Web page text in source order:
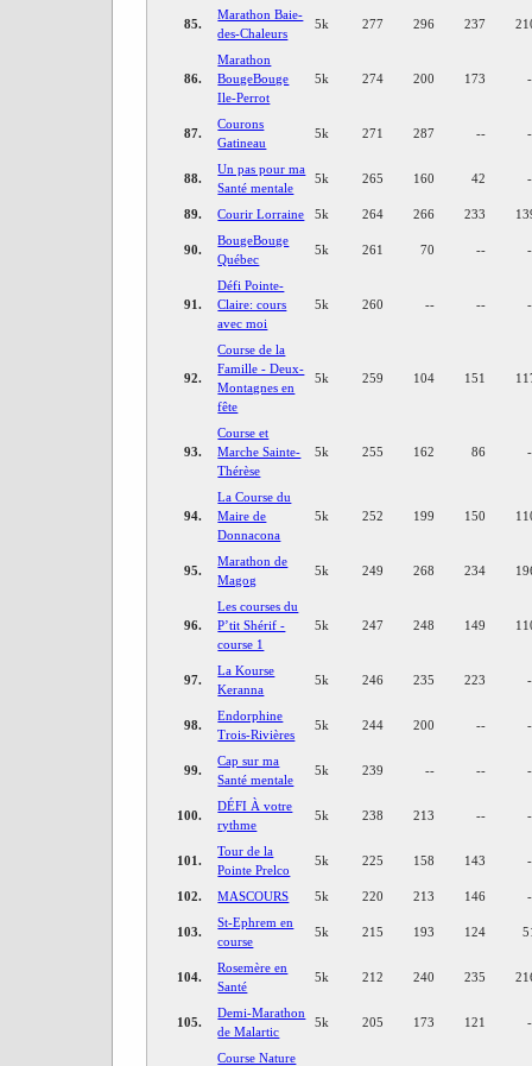
85.
Marathon Baie-
des-Chaleurs
5k 277 296 237
86.
Marathon
BougeBouge
Ile-Perrot
5k 274 200 173
87.
Courons
Gatineau
5k 271 287 --
88.
Un pas pour ma
Santé mentale
5k 265 160 42
89. Courir Lorraine 5k 264 266 233
90.
BougeBouge
Québec
5k 261 70 --
91.
Défi Pointe-
Claire: cours
avec moi
5k 260 -- --
92.
Course de la
Famille - Deux-
Montagnes en
fête
5k 259 104 151
93.
Course et
Marche Sainte-
Thérèse
5k 255 162 86
94.
La Course du
Maire de
Donnacona
5k 252 199 150
95.
Marathon de
Magog
5k 249 268 234
96.
Les courses du
P’tit Shérif -
course 1
5k 247 248 149
97.
La Kourse
Keranna
5k 246 235 223
98.
Endorphine
Trois-Rivières
5k 244 200 --
99.
Cap sur ma
Santé mentale
5k 239 -- --
100.
DÉFI À votre
rythme
5k 238 213 --
101.
Tour de la
Pointe Prelco
5k 225 158 143
102. MASCOURS 5k 220 213 146
103.
St-Ephrem en
course
5k 215 193 124
104.
Rosemère en
Santé
5k 212 240 235
105.
Demi-Marathon
de Malartic
5k 205 173 121
Course Nature